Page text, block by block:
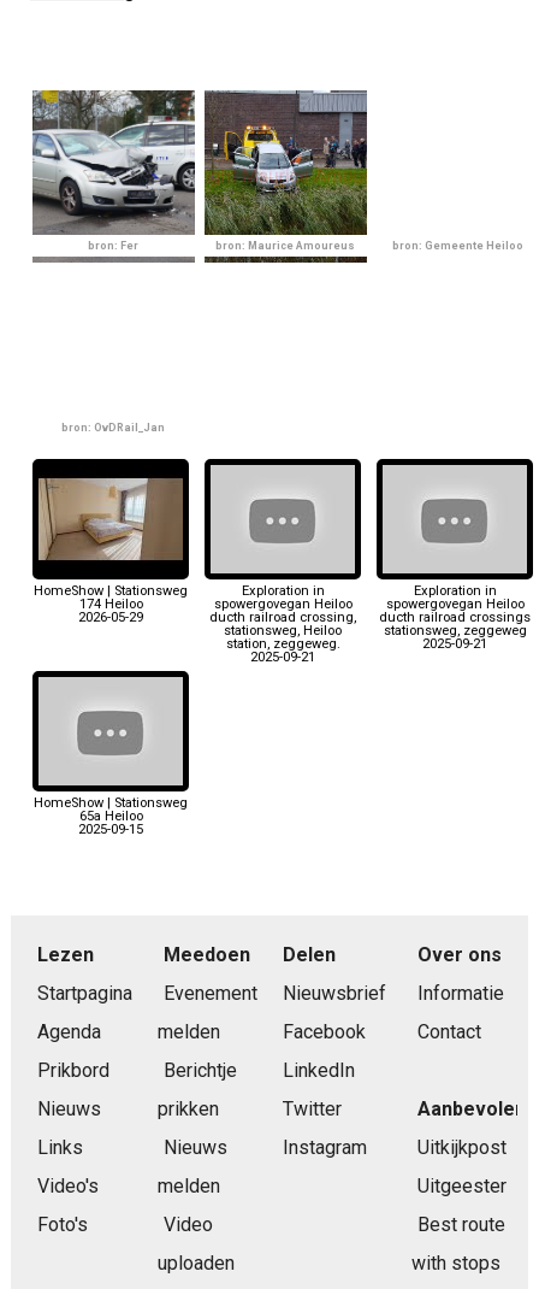
bron: Fer bron: Maurice Amoureus bron: Gemeente Heiloo
bron: OvDRail_Jan
HomeShow | Stationsweg
174 Heiloo
2026-05-29
Exploration in
spowergovegan Heiloo
ducth railroad crossing,
stationsweg, Heiloo
station, zeggeweg.
2025-09-21
Exploration in
spowergovegan Heiloo
ducth railroad crossings
stationsweg, zeggeweg
2025-09-21
HomeShow | Stationsweg
65a Heiloo
2025-09-15
Lezen
Startpagina
Agenda
Prikbord
Nieuws
Links
Video's
Foto's
Meedoen
Evenement
melden
Berichtje
prikken
Nieuws
melden
Video
uploaden
Delen
Nieuwsbrief
Facebook
LinkedIn
Twitter
Instagram
Over ons
Informatie
Contact
Aanbevolen
Uitkijkpost
Uitgeester
Best route
with stops